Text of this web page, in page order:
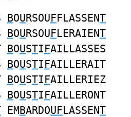
BOURSOUFFLASSENT
BOURSOUFLERAIENT
BOUSTIFAILLASSES
BOUSTIFAILLERAIT
BOUSTIFAILLERIEZ
BOUSTIFAILLERONT
EMBARDOUFLASSENT